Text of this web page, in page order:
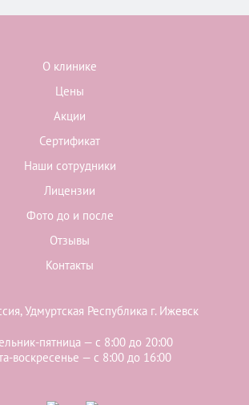
О клинике
Цены
Акции
Сертификат
Наши сотрудники
Лицензии
Фото до и после
Отзывы
Контакты
Удмуртская Республика г. Ижевск
пятница — с 8:00 до 20:00
воскресенье — с 8:00 до 16:00